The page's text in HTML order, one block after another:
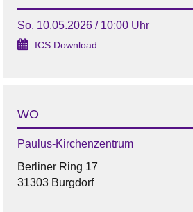
So, 10.05.2026 / 10:00 Uhr
ICS Download
WO
Paulus-Kirchenzentrum
Berliner Ring 17
31303 Burgdorf